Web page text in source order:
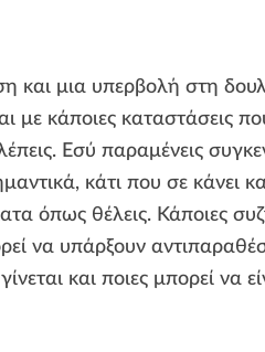
και μια υπερβολή στη
με κάποιες καταστάσεις
Εσύ παραμένεις
κάτι που σε κάνει
όπως θέλεις. Κάποιες
να υπάρξουν
και ποιες μπορεί να